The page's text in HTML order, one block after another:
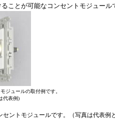
ことが可能なコンセントモジュール
ジュールの取付例です。
代表例)
ントモジュールです。（写真は代表例